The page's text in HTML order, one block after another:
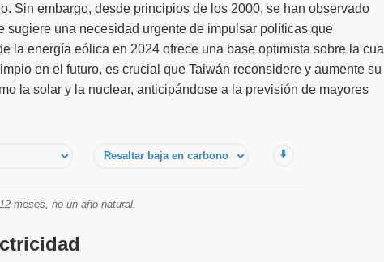
Sin embargo, desde principios de los 2000, se han observado
una necesidad urgente de impulsar políticas que
la energía eólica en 2024 ofrece una base optimista sobre la cual
en el futuro, es crucial que Taiwán reconsidere y aumente su
la solar y la nuclear, anticipándose a la previsión de mayores
⬇️
meses, no un año natural.